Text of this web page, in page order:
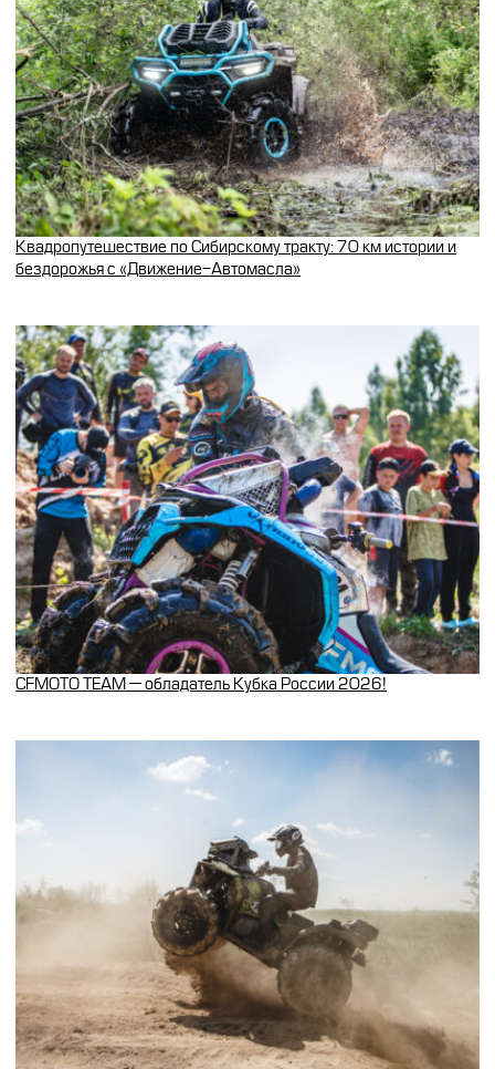
Квадропутешествие по Сибирскому тракту: 70 км истории и
бездорожья с «Движение-Автомасла»
CFMOTO TEAM — обладатель Кубка России 2026!